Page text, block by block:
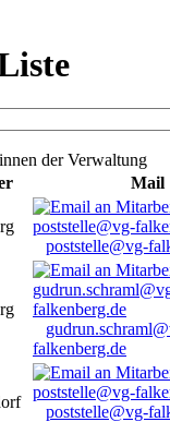
der Verwaltung
Mail
poststelle@vg-
falkenberg.de
poststelle@vg-